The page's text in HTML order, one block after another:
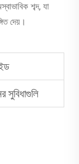
শব্দ, যা
দেয়।
সুবিধাগুলি